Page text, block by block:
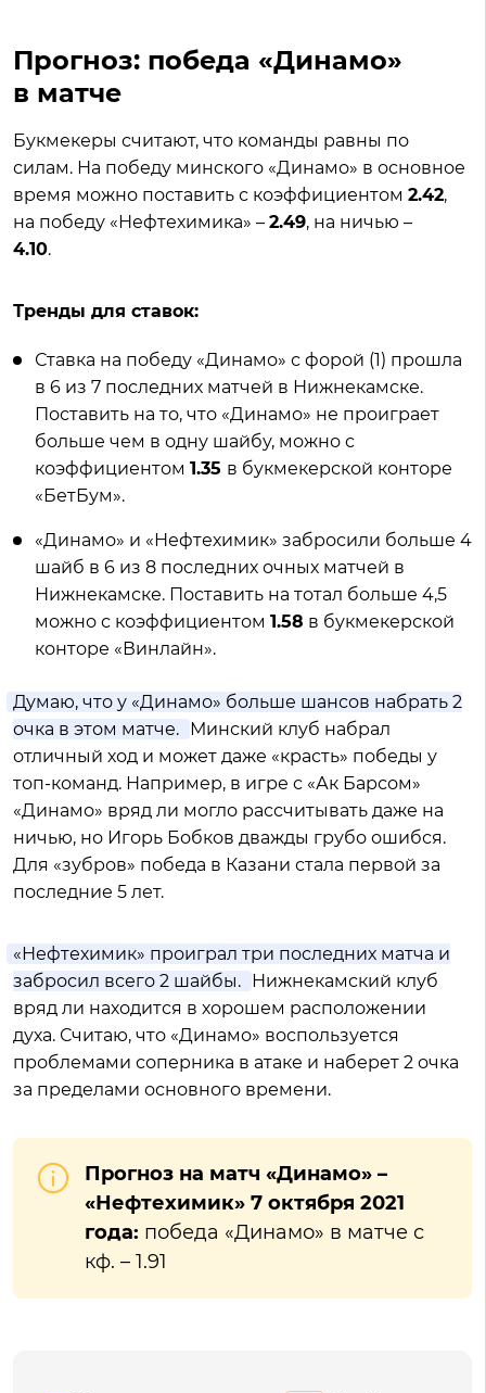
Прогноз: победа «Динамо»
в матче
Букмекеры считают, что команды равны по
силам. На победу минского «Динамо» в основное
время можно поставить с коэффициентом 2.42,
на победу «Нефтехимика» – 2.49, на ничью –
4.10.
Тренды для ставок:
Ставка на победу «Динамо» с форой (1) прошла
в 6 из 7 последних матчей в Нижнекамске.
Поставить на то, что «Динамо» не проиграет
больше чем в одну шайбу, можно с
коэффициентом 1.35 в букмекерской конторе
«БетБум».
«Динамо» и «Нефтехимик» забросили больше 4
шайб в 6 из 8 последних очных матчей в
Нижнекамске. Поставить на тотал больше 4,5
можно с коэффициентом 1.58 в букмекерской
конторе «Винлайн».
Думаю, что у «Динамо» больше шансов набрать 2
очка в этом матче. Минский клуб набрал
отличный ход и может даже «красть» победы у
топ-команд. Например, в игре с «Ак Барсом»
«Динамо» вряд ли могло рассчитывать даже на
ничью, но Игорь Бобков дважды грубо ошибся.
Для «зубров» победа в Казани стала первой за
последние 5 лет.
«Нефтехимик» проиграл три последних матча и
забросил всего 2 шайбы. Нижнекамский клуб
вряд ли находится в хорошем расположении
духа. Считаю, что «Динамо» воспользуется
проблемами соперника в атаке и наберет 2 очка
за пределами основного времени.
Прогноз на матч «Динамо» –
«Нефтехимик» 7 октября 2021
года: победа «Динамо» в матче с
кф. – 1.91